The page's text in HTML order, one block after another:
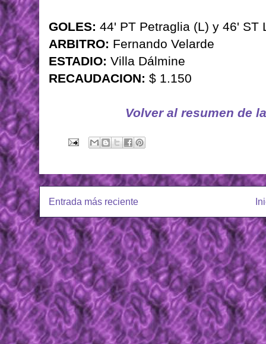
GOLES: 44' PT Petraglia (L) y 46' ST
ARBITRO: Fernando Velarde
ESTADIO: Villa Dálmine
RECAUDACION: $ 1.150
Volver al resumen de
Entrada más reciente